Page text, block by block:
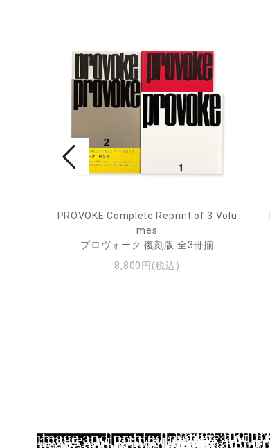
PROVOKE Complete Reprint of 3 Volu
mes
プロヴォーク 復刻版 全3冊揃
8,800円(税込)